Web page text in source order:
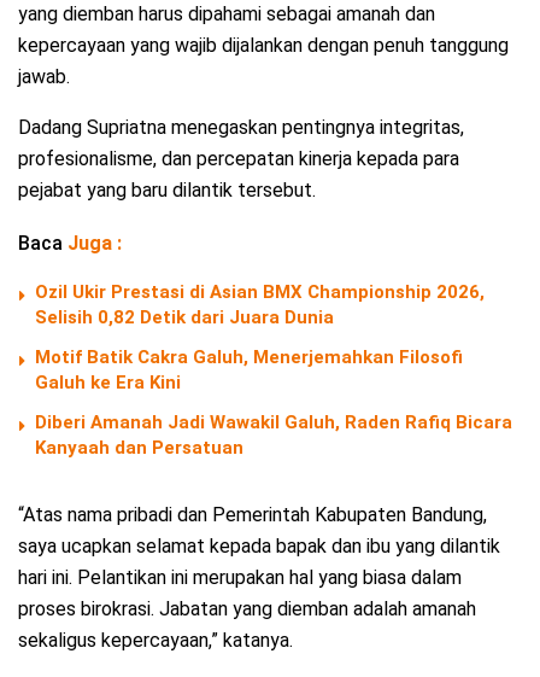
yang diemban harus dipahami sebagai amanah dan
kepercayaan yang wajib dijalankan dengan penuh tanggung
jawab.
Dadang Supriatna menegaskan pentingnya integritas,
profesionalisme, dan percepatan kinerja kepada para
pejabat yang baru dilantik tersebut.
Baca Juga :
Ozil Ukir Prestasi di Asian BMX Championship 2026,
Selisih 0,82 Detik dari Juara Dunia
Motif Batik Cakra Galuh, Menerjemahkan Filosofi
Galuh ke Era Kini
Diberi Amanah Jadi Wawakil Galuh, Raden Rafiq Bicara
Kanyaah dan Persatuan
“Atas nama pribadi dan Pemerintah Kabupaten Bandung,
saya ucapkan selamat kepada bapak dan ibu yang dilantik
hari ini. Pelantikan ini merupakan hal yang biasa dalam
proses birokrasi. Jabatan yang diemban adalah amanah
sekaligus kepercayaan,” katanya.